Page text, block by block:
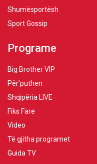
Shumësportësh
Sport Gossip
Programe
Big Brother VIP
Për’puthen
Shqipëria LIVE
Fiks Fare
Video
Të gjitha programet
Guida TV